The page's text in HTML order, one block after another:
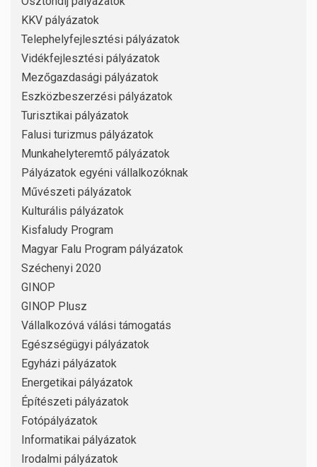
KKV pályázatok
Telephelyfejlesztési pályázatok
Vidékfejlesztési pályázatok
Mezőgazdasági pályázatok
Eszközbeszerzési pályázatok
Turisztikai pályázatok
Falusi turizmus pályázatok
Munkahelyteremtő pályázatok
Pályázatok egyéni vállalkozóknak
Művészeti pályázatok
Kulturális pályázatok
Kisfaludy Program
Magyar Falu Program pályázatok
Széchenyi 2020
GINOP
GINOP Plusz
Vállalkozóvá válási támogatás
Egészségügyi pályázatok
Egyházi pályázatok
Energetikai pályázatok
Építészeti pályázatok
Fotópályázatok
Informatikai pályázatok
Irodalmi pályázatok